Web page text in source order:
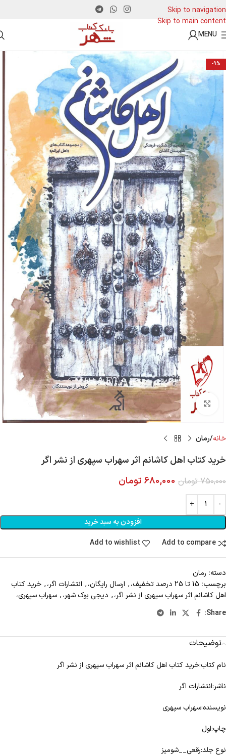
Skip to navigation
Skip to main content
MENU
-9%
Click to enlarge
خانه رمان
خرید کتاب اهل کاشانم اثر سهراب سپهری از نشر اگر
750,000 تومان 680,000 تومان
افزودن به سبد خرید
Add to compare
Add to wishlist
دسته: رمان
برچسب: 15 تا 25 درصد تخفیف، , ارسال رایگان،, انتشارات اگر،, خرید کتاب
اهل کاشانم اثر سهراب سپهری از نشر اگر،, دیجی بوک شهر،, سهراب سپهری،
Share:
توضیحات
نام کتاب:خرید کتاب اهل کاشانم اثر سهراب سپهری از نشر اگر
ناشر:انتشارات اگر
نویسنده:سهراب سپهری
چاپ:اول
نوع جلد:رقعی__شومیز